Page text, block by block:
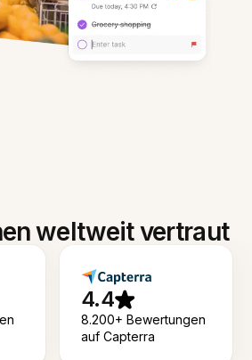
weltweit vertraut
4.4
8.200+ Bewertungen
auf Capterra